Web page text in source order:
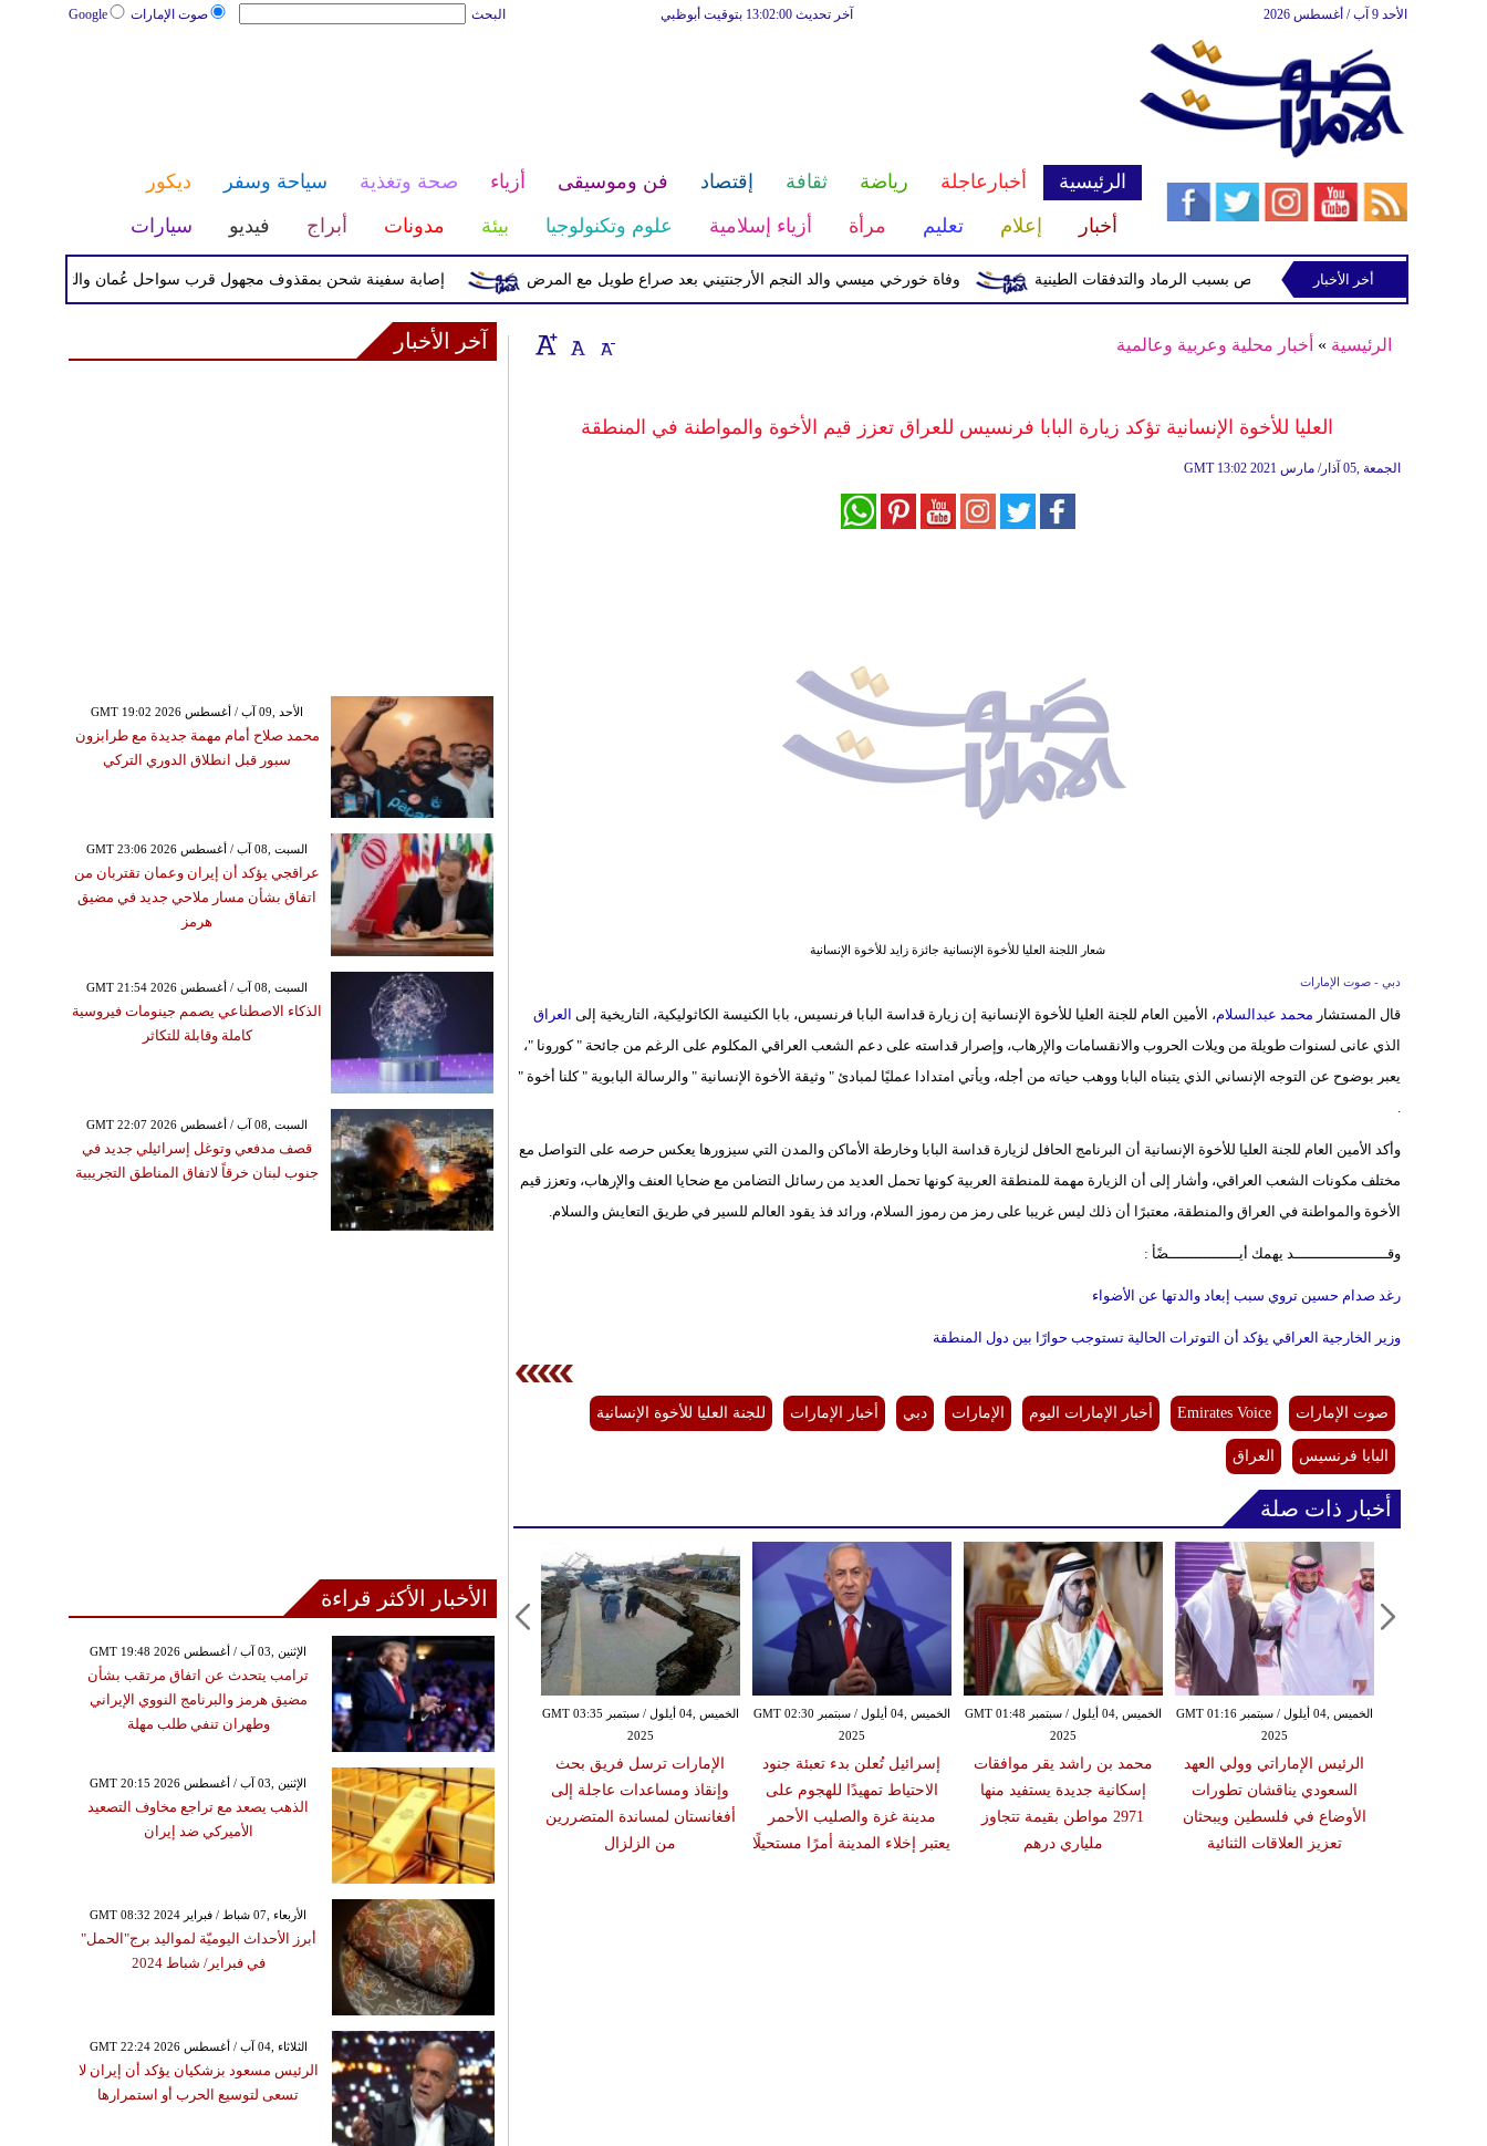
صوت الإمارات Google البحث آخر تحديث 13:02:00 بتوقيت أبوظبي الأحد 9 آب / أغسطس 2026
الرئيسية أخبارعاجلة رياضة ثقافة إقتصاد فن وموسيقى أزياء صحة وتغذية سياحة وسفر
ديكور
أخبار
إعلام تعليم مرأة أزياء إسلامية علوم وتكنولوجيا بيئة مدونات أبراج فيديو سيارات
إصابة سفينة شحن بمقذوف مجهول قرب سواحل عُمان والتحقيقات جارية وفاة خورخي ميسي والد النجم الأرجنتيني بعد صراع طويل مع المرض شخص بسبب الرماد والتدفقات الطينيةأخر الأخبار
الرئيسية » أخبار محلية وعربية وعالمية
العليا للأخوة الإنسانية تؤكد زيارة البابا فرنسيس للعراق تعزز قيم الأخوة والمواطنة في المنطقة
GMT 13:02 2021 الجمعة ,05 آذار/ مارس
شعار اللجنة العليا للأخوة الإنسانية جائزة زايد للأخوة الإنسانية
دبي - صوت الإمارات
قال المستشار محمد عبدالسلام، الأمين العام للجنة العليا للأخوة الإنسانية إن زيارة قداسة البابا فرنسيس، بابا الكنيسة الكاثوليكية، التاريخية إلى العراق
الذي عانى لسنوات طويلة من ويلات الحروب والانقسامات والإرهاب، وإصرار قداسته على دعم الشعب العراقي المكلوم على الرغم من جائحة " كورونا "،
يعبر بوضوح عن التوجه الإنساني الذي يتبناه البابا ووهب حياته من أجله، ويأتي امتدادا عمليًا لمبادئ " وثيقة الأخوة الإنسانية " والرسالة البابوية " كلنا أخوة "
.
وأكد الأمين العام للجنة العليا للأخوة الإنسانية أن البرنامج الحافل لزيارة قداسة البابا وخارطة الأماكن والمدن التي سيزورها يعكس حرصه على التواصل مع
مختلف مكونات الشعب العراقي، وأشار إلى أن الزيارة مهمة للمنطقة العربية كونها تحمل العديد من رسائل التضامن مع ضحايا العنف والإرهاب، وتعزز قيم
الأخوة والمواطنة في العراق والمنطقة، معتبرًا أن ذلك ليس غريبا على رمز من رموز السلام، ورائد فذ يقود العالم للسير في طريق التعايش والسلام.
وقـــــــــــــــــــــد يهمك أيــــــــــــــــضًأ :
رغد صدام حسين تروي سبب إبعاد والدتها عن الأضواء
وزير الخارجية العراقي يؤكد أن التوترات الحالية تستوجب حوارًا بين دول المنطقة
صوت الإمارات Emirates Voice أخبار الإمارات اليوم الإمارات دبي أخبار الإمارات للجنة العليا للأخوة الإنسانية
البابا فرنسيس العراق
أخبار ذات صلة
الخميس ,04 أيلول / سبتمبر GMT 05:11
2025
محمد بن زايد وولي عهد
السعودية يناقشان مستجدات
الأوضاع في الأرض الفلسطينية
المحتلة
الخميس ,04 أيلول / سبتمبر GMT 03:35
2025
الإمارات ترسل فريق بحث
وإنقاذ ومساعدات عاجلة إلى
أفغانستان لمساندة المتضررين
من الزلزال
الخميس ,04 أيلول / سبتمبر GMT 02:30
2025
إسرائيل تُعلن بدء تعبئة جنود
الاحتياط تمهيدًا للهجوم على
مدينة غزة والصليب الأحمر
يعتبر إخلاء المدينة أمرًا مستحيلًا
الخميس ,04 أيلول / سبتمبر GMT 01:48
2025
محمد بن راشد يقر موافقات
إسكانية جديدة يستفيد منها
2971 مواطن بقيمة تتجاوز
ملياري درهم
الخميس ,04 أيلول / سبتمبر GMT 01:16
2025
الرئيس الإماراتي وولي العهد
السعودي يناقشان تطورات
الأوضاع في فلسطين ويبحثان
تعزيز العلاقات الثنائية
آخر الأخبار
GMT 19:02 2026 الأحد ,09 آب / أغسطس
محمد صلاح أمام مهمة جديدة مع طرابزون
سبور قبل انطلاق الدوري التركي
GMT 23:06 2026 السبت ,08 آب / أغسطس
عراقجي يؤكد أن إيران وعمان تقتربان من
اتفاق بشأن مسار ملاحي جديد في مضيق
هرمز
GMT 21:54 2026 السبت ,08 آب / أغسطس
الذكاء الاصطناعي يصمم جينومات فيروسية
كاملة وقابلة للتكاثر
GMT 22:07 2026 السبت ,08 آب / أغسطس
قصف مدفعي وتوغل إسرائيلي جديد في
جنوب لبنان خرقاً لاتفاق المناطق التجريبية
الأخبار الأكثر قراءة
GMT 19:48 2026 الإثنين ,03 آب / أغسطس
ترامب يتحدث عن اتفاق مرتقب بشأن
مضيق هرمز والبرنامج النووي الإيراني
وطهران تنفي طلب مهلة
GMT 20:15 2026 الإثنين ,03 آب / أغسطس
الذهب يصعد مع تراجع مخاوف التصعيد
الأميركي ضد إيران
GMT 08:32 2024 الأربعاء ,07 شباط / فبراير
أبرز الأحداث اليوميّة لمواليد برج"الحمل"
في فبراير/ شباط 2024
GMT 22:24 2026 الثلاثاء ,04 آب / أغسطس
الرئيس مسعود بزشكيان يؤكد أن إيران لا
تسعى لتوسيع الحرب أو استمرارها